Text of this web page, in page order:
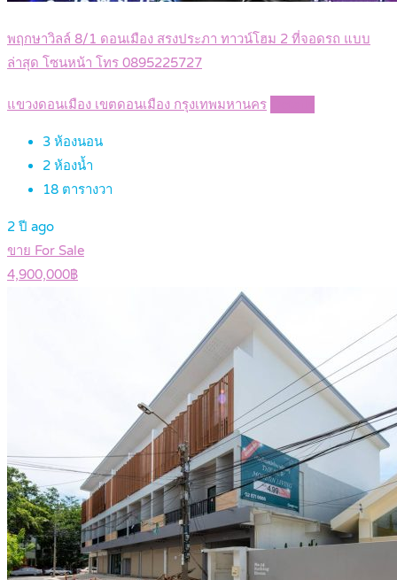
พฤกษาวิลล์ 8/1 ดอนเมือง สรงประภา ทาวน์โฮม 2 ที่จอดรถ แบบ
ล่าสุด โซนหน้า โทร 0895225727
แขวงดอนเมือง เขตดอนเมือง กรุงเทพมหานคร
3 ห้องนอน
2 ห้องน้ำ
18 ตารางวา
2 ปี ago
ขาย For Sale
4,900,000฿